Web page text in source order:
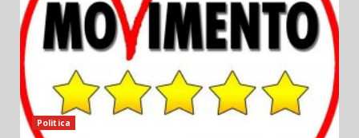
Politica